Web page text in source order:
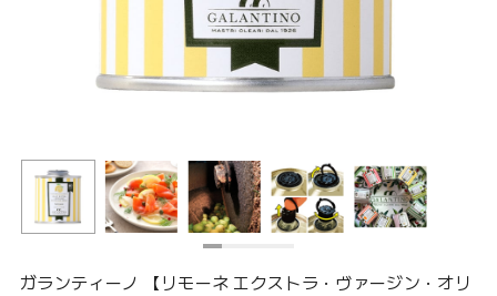
ガランティーノ 【リモーネ エクストラ・ヴァージン・オリ